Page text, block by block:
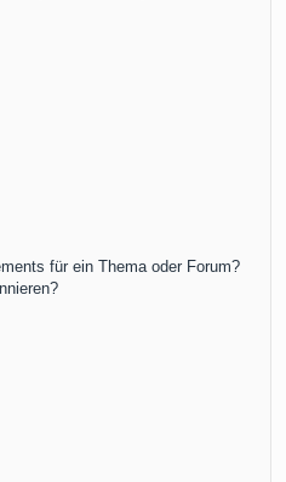
für ein Thema oder Forum?